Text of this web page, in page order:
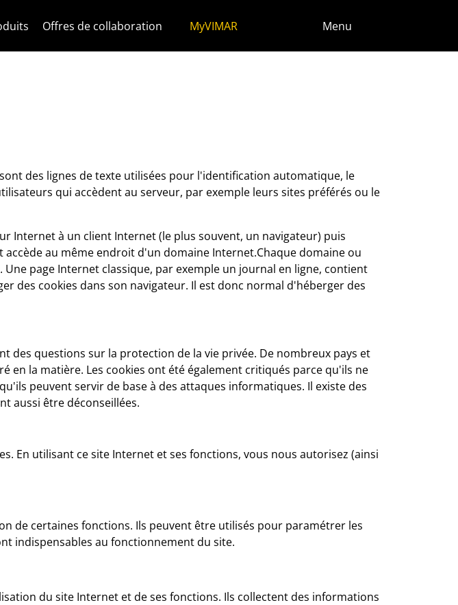
Offres de collaboration MyVIMAR Menu
des lignes de texte utilisées pour l'identification automatique, le
qui accèdent au serveur, par exemple leurs sites préférés ou le
Internet à un client Internet (le plus souvent, un navigateur) puis
au même endroit d'un domaine Internet.Chaque domaine ou
page Internet classique, par exemple un journal en ligne, contient
des cookies dans son navigateur. Il est donc normal d'héberger des
des questions sur la protection de la vie privée. De nombreux pays et
la matière. Les cookies ont été également critiqués parce qu'ils ne
peuvent servir de base à des attaques informatiques. Il existe des
aussi être déconseillées.
En utilisant ce site Internet et ses fonctions, vous nous autorisez (ainsi
de certaines fonctions. Ils peuvent être utilisés pour paramétrer les
indispensables au fonctionnement du site.
du site Internet et de ses fonctions. Ils collectent des informations